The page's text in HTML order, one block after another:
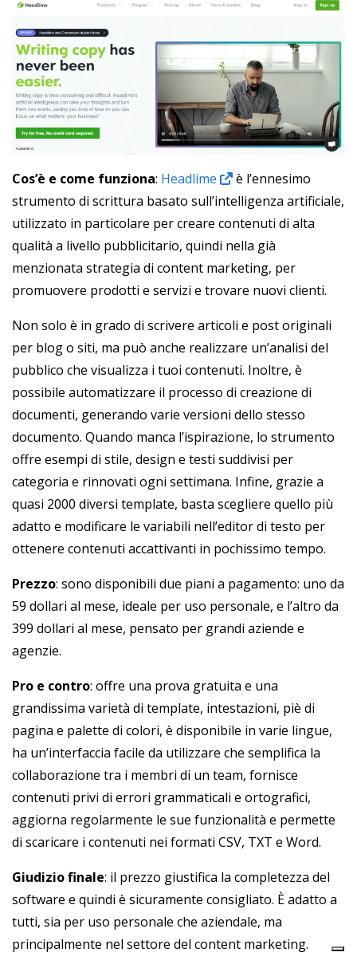
Cos’è e come funziona: Headlime
è l’ennesimo
strumento di scrittura basato sull’intelligenza artificiale,
utilizzato in particolare per creare contenuti di alta
qualità a livello pubblicitario, quindi nella già
menzionata strategia di content marketing, per
promuovere prodotti e servizi e trovare nuovi clienti.
Non solo è in grado di scrivere articoli e post originali
per blog o siti, ma può anche realizzare un’analisi del
pubblico che visualizza i tuoi contenuti. Inoltre, è
possibile automatizzare il processo di creazione di
documenti, generando varie versioni dello stesso
documento. Quando manca l’ispirazione, lo strumento
offre esempi di stile, design e testi suddivisi per
categoria e rinnovati ogni settimana. Infine, grazie a
quasi 2000 diversi template, basta scegliere quello più
adatto e modificare le variabili nell’editor di testo per
ottenere contenuti accattivanti in pochissimo tempo.
Prezzo: sono disponibili due piani a pagamento: uno da
59 dollari al mese, ideale per uso personale, e l’altro da
399 dollari al mese, pensato per grandi aziende e
agenzie.
Pro e contro: offre una prova gratuita e una
grandissima varietà di template, intestazioni, piè di
pagina e palette di colori, è disponibile in varie lingue,
ha un’interfaccia facile da utilizzare che semplifica la
collaborazione tra i membri di un team, fornisce
contenuti privi di errori grammaticali e ortografici,
aggiorna regolarmente le sue funzionalità e permette
di scaricare i contenuti nei formati CSV, TXT e Word.
Giudizio finale: il prezzo giustifica la completezza del
software e quindi è sicuramente consigliato. È adatto a
tutti, sia per uso personale che aziendale, ma
principalmente nel settore del content marketing.